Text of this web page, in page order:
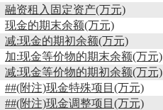
融资租入固定资产(万元)
现金的期末余额(万元)
减:现金的期初余额(万元)
加:现金等价物的期末余额(万元)
减:现金等价物的期初余额(万元)
##(附注)现金特殊项目(万元)
##(附注)现金调整项目(万元)